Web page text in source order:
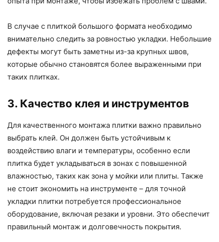
В случае с плиткой большого формата необходимо
внимательно следить за ровностью укладки. Небольшие
дефекты могут быть заметны из-за крупных швов,
которые обычно становятся более выраженными при
таких плитках.
3. Качество клея и инструментов
Для качественного монтажа плитки важно правильно
выбрать клей. Он должен быть устойчивым к
воздействию влаги и температуры, особенно если
плитка будет укладываться в зонах с повышенной
влажностью, таких как зона у мойки или плиты. Также
не стоит экономить на инструменте – для точной
укладки плитки потребуется профессиональное
оборудование, включая резаки и уровни. Это обеспечит
правильный монтаж и долговечность покрытия.